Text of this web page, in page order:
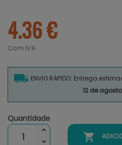
4.36 €
Com IVA
ENVIO RÁPIDO: Entrega
12 de agosto
Quantidade
